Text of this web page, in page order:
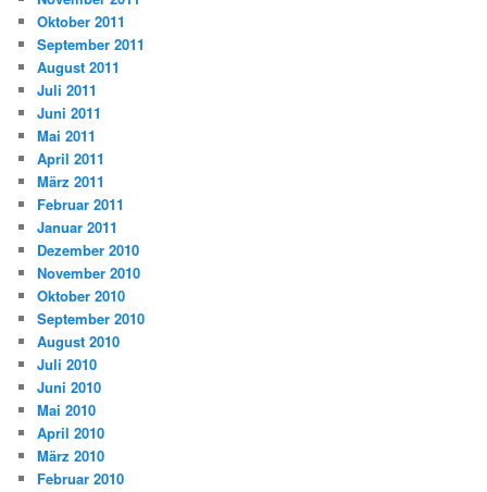
Oktober 2011
September 2011
August 2011
Juli 2011
Juni 2011
Mai 2011
April 2011
März 2011
Februar 2011
Januar 2011
Dezember 2010
November 2010
Oktober 2010
September 2010
August 2010
Juli 2010
Juni 2010
Mai 2010
April 2010
März 2010
Februar 2010